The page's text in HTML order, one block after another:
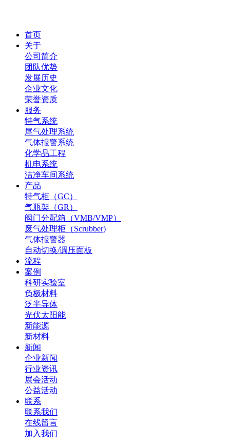
首页
关于
公司简介
团队优势
发展历史
企业文化
荣誉资质
服务
特气系统
尾气处理系统
气体报警系统
化学品工程
机电系统
洁净车间系统
产品
特气柜（GC）
气瓶架（GR）
阀门分配箱（VMB/VMP）
废气处理柜（Scrubber)
气体报警器
自动切换/调压面板
流程
案例
科研实验室
负极材料
泛半导体
光伏太阳能
新能源
新材料
新闻
企业新闻
行业资讯
展会活动
公益活动
联系
联系我们
在线留言
加入我们